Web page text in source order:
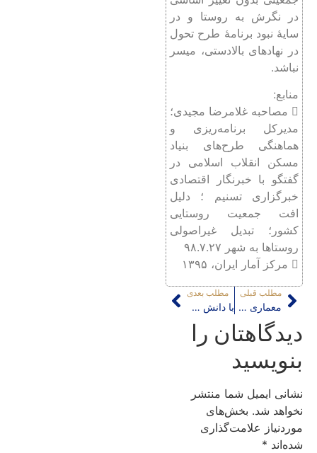
در نگرش به روستا و در
سایۀ نبود برنامۀ طرح تحول
در نهادهای بالادستی، میسر
نباشد.
منابع:
 مصاحبه غلامرضا مجیدی؛
مدیرکل برنامه‌ریزی و
هماهنگی طرح‌های بنیاد
مسکن انقلاب اسلامی در
گفتگو با خبرنگار اقتصادی
خبرگزاری تسنیم ؛ دلیل
افت جمعیت روستایی
کشور؛ تبدیل غیراصولی
روستاها به شهر ۹۸.۷.۲۷
 مرکز آمار ایران، ۱۳۹۵
مطلب قبلی
معماری و تداوم قدرت
مطلب بعدی
با دانش و مدیریت دیروز، نمی‌توان بافت‌های فرسودۀ امروز را برای نسل فردا نوسازی کرد
دیدگاهتان را
بنویسید
نشانی ایمیل شما منتشر
نخواهد شد. بخش‌های
موردنیاز علامت‌گذاری
شده‌اند *